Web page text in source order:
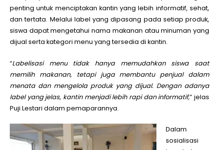
penting untuk menciptakan kantin yang lebih informatif, sehat,
dan tertata. Melalui label yang dipasang pada setiap produk,
siswa dapat mengetahui nama makanan atau minuman yang
dijual serta kategori menu yang tersedia di kantin.
“Labelisasi menu tidak hanya memudahkan siswa saat
memilih makanan, tetapi juga membantu penjual dalam
menata dan mengelola produk yang dijual. Dengan adanya
label yang jelas, kantin menjadi lebih rapi dan informatif,” jelas
Puji Lestari dalam pemaparannya.
Dalam
sosialisasi